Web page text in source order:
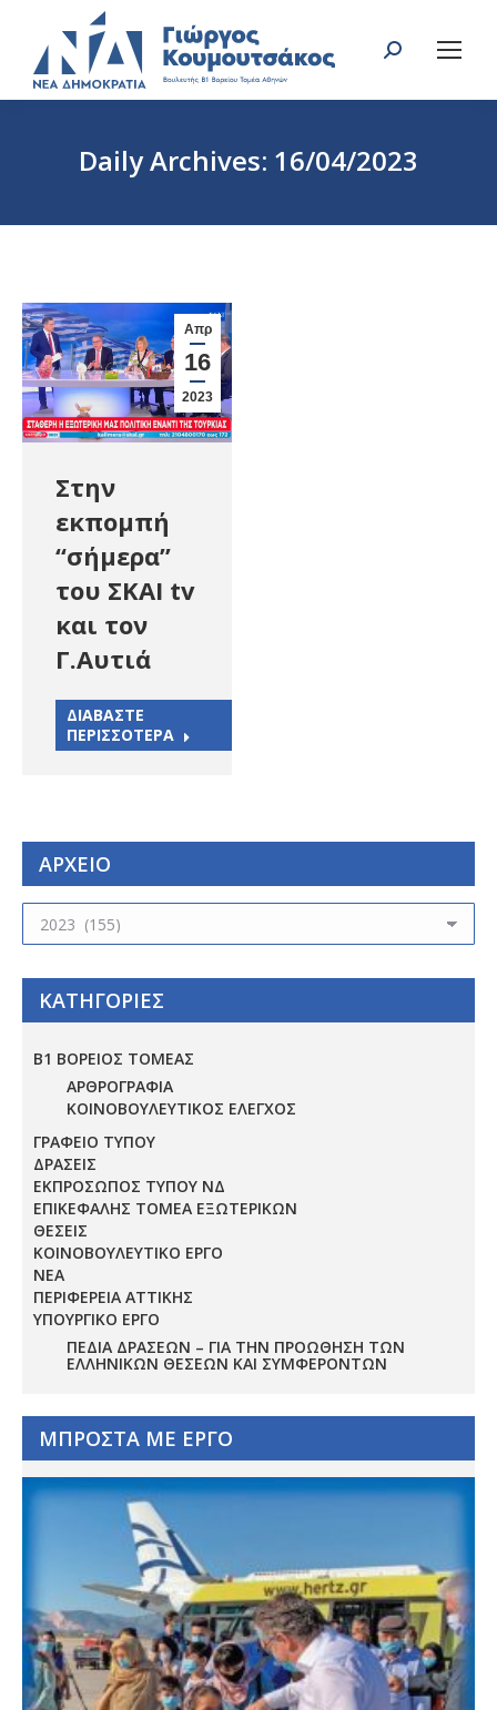
Search:
Daily Archives: 16/04/2023
Απρ
16
2023
Στην
εκπομπή
“σήμερα”
του ΣΚΑΙ tv
και τον
Γ.Αυτιά
ΔΙΑΒΑΣΤΕ
ΠΕΡΙΣΣΟΤΕΡΑ
ΑΡΧΕΙΟ
ΑΡΧΕΙΟ
ΚΑΤΗΓΟΡΙΕΣ
Β1 ΒΟΡΕΙΟΣ ΤΟΜΕΑΣ
ΑΡΘΡΟΓΡΑΦΙΑ
ΚΟΙΝΟΒΟΥΛΕΥΤΙΚΟΣ ΕΛΕΓΧΟΣ
ΓΡΑΦΕΙΟ ΤΥΠΟΥ
ΔΡΑΣΕΙΣ
ΕΚΠΡΟΣΩΠΟΣ ΤΥΠΟΥ ΝΔ
ΕΠΙΚΕΦΑΛΗΣ ΤΟΜΕΑ ΕΞΩΤΕΡΙΚΩΝ
ΘΕΣΕΙΣ
ΚΟΙΝΟΒΟΥΛΕΥΤΙΚΟ ΕΡΓΟ
ΝΕΑ
ΠΕΡΙΦΕΡΕΙΑ ΑΤΤΙΚΗΣ
ΥΠΟΥΡΓΙΚΟ ΕΡΓΟ
ΠΕΔΊΑ ΔΡΆΣΕΩΝ – ΓΙΑ ΤΗΝ ΠΡΟΏΘΗΣΗ ΤΩΝ
ΕΛΛΗΝΙΚΏΝ ΘΈΣΕΩΝ ΚΑΙ ΣΥΜΦΕΡΌΝΤΩΝ
ΜΠΡΟΣΤΑ ΜΕ ΕΡΓΟ